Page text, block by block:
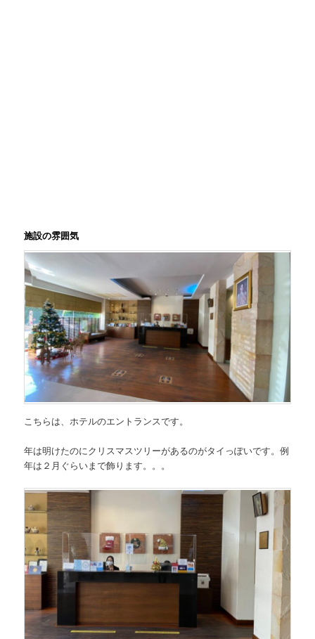
施設の雰囲気
こちらは、ホテルのエントランスです。
年は明けたのにクリスマスツリーがあるのがタイっぽいです。例
年は２月ぐらいまで飾ります。。。